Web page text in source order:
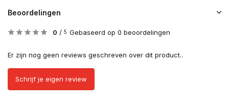
Beoordelingen
0 / 5 Gebaseerd op 0 beoordelingen
Er zijn nog geen reviews geschreven over dit product..
Schrijf je eigen review